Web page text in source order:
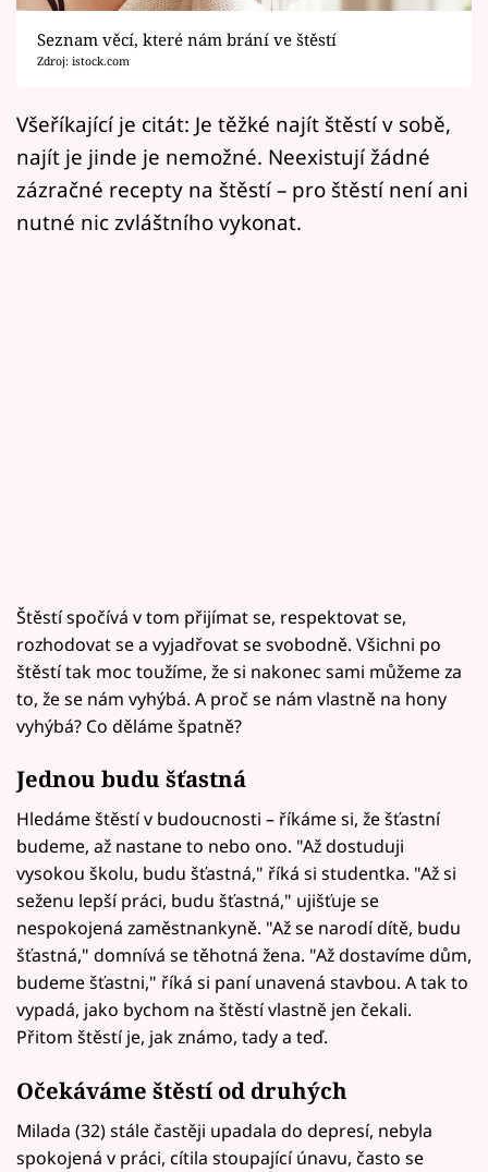
Filmový festival Karlovy Vary
Pořady
Mámy sobě
Přihlášení
Seznam věcí, které nám brání ve štěstí
Zdroj: istock.com
Všeříkající je citát: Je těžké najít štěstí v sobě,
najít je jinde je nemožné. Neexistují žádné
zázračné recepty na štěstí – pro štěstí není ani
nutné nic zvláštního vykonat.
Štěstí spočívá v tom přijímat se, respektovat se,
rozhodovat se a vyjadřovat se svobodně. Všichni po
štěstí tak moc toužíme, že si nakonec sami můžeme za
to, že se nám vyhýbá. A proč se nám vlastně na hony
vyhýbá? Co děláme špatně?
Jednou budu šťastná
Hledáme štěstí v budoucnosti – říkáme si, že šťastní
budeme, až nastane to nebo ono. "Až dostuduji
vysokou školu, budu šťastná," říká si studentka. "Až si
seženu lepší práci, budu šťastná," ujišťuje se
nespokojená zaměstnankyně. "Až se narodí dítě, budu
šťastná," domnívá se těhotná žena. "Až dostavíme dům,
budeme šťastni," říká si paní unavená stavbou. A tak to
vypadá, jako bychom na štěstí vlastně jen čekali.
Přitom štěstí je, jak známo, tady a teď.
Očekáváme štěstí od druhých
Milada (32) stále častěji upadala do depresí, nebyla
spokojená v práci, cítila stoupající únavu, často se